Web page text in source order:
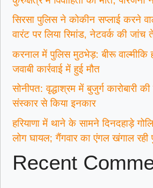
सिरसा पुलिस ने कोकीन सप्लाई करने
वारंट पर लिया रिमांड, नेटवर्क की जांच
करनाल में पुलिस मुठभेड़: बीरू वाल्मीकि
जवाबी कार्रवाई में हुई मौत
सोनीपत: वृद्धाश्रम में बुजुर्ग कारोबारी
संस्कार से किया इनकार
हरियाणा में थाने के सामने दिनदहाड़े
लोग घायल; गैंगवार का एंगल खंगाल रही
Recent